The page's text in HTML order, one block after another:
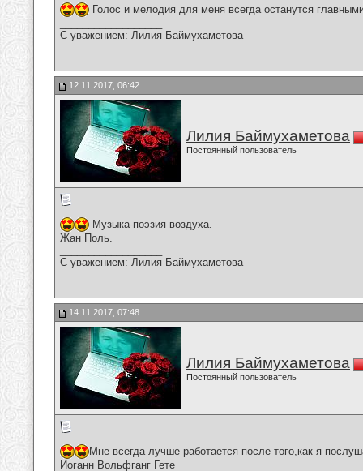
Голос и мелодия для меня всегда останутся
С уважением: Лилия Баймухаметова
12.11.2017, 06:42
Лилия Баймухаметова
Постоянный пользователь
Музыка-поэзия воздуха.
Жан Поль.
С уважением: Лилия Баймухаметова
14.11.2017, 07:48
Лилия Баймухаметова
Постоянный пользователь
Мне всегда лучше работается после того,как я
Иоганн Вольфганг Гете